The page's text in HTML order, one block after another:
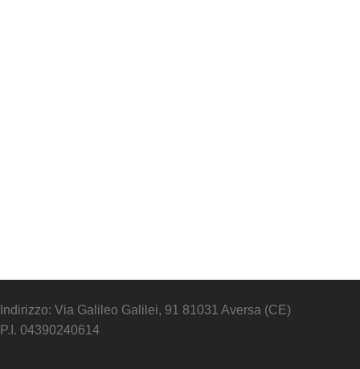
Indirizzo: Via Galileo Galilei, 91 81031 Aversa (CE)
P.I. 04390240614